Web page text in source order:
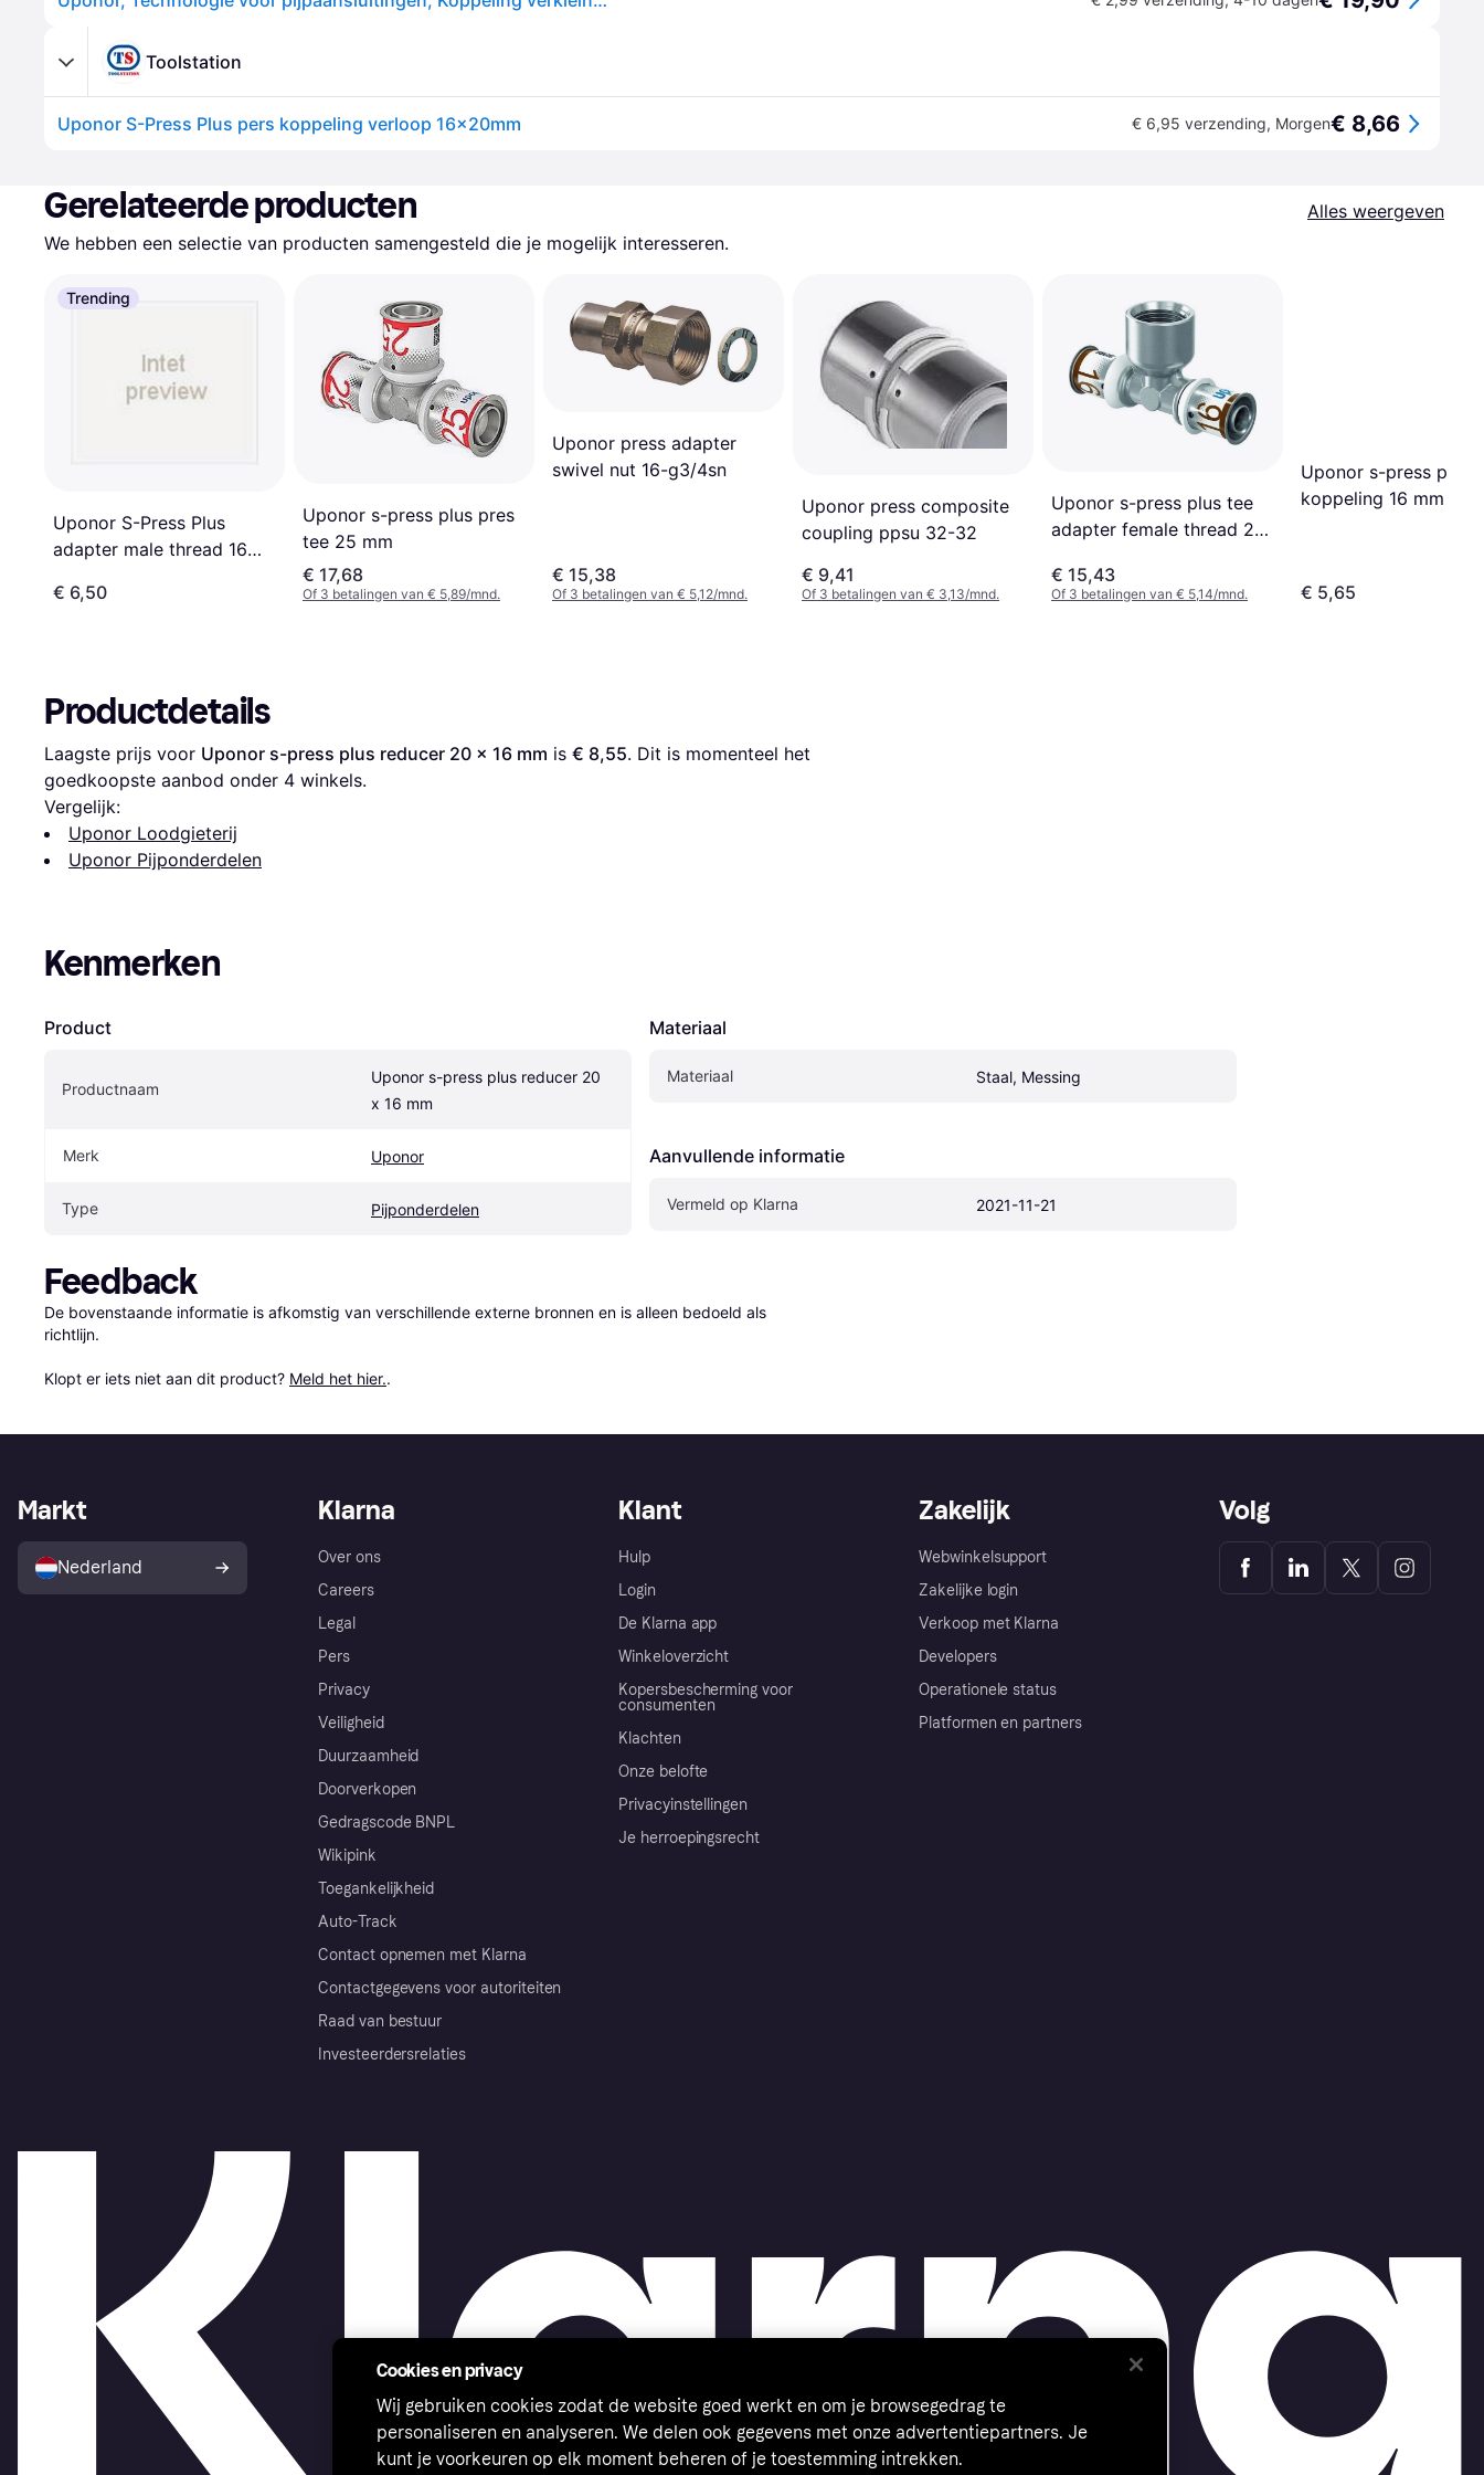
Toolstation
Uponor S-Press Plus pers koppeling verloop 16x20mm € 6,95 verzending, Morgen€ 8,66
Gerelateerde producten
Alles weergeven
We hebben een selectie van producten samengesteld die je mogelijk interesseren.
Trending
Uponor S-Press Plus
adapter male thread 16
€ 6,50
Uponor s-press plus pres
tee 25 mm
€ 17,68
Of 3 betalingen van € 5,89/mnd.
Uponor press adapter
swivel nut 16-g3/4sn
€ 15,38
Of 3 betalingen van € 5,12/mnd.
Uponor press composite
coupling ppsu 32-32
€ 9,41
Of 3 betalingen van € 3,13/mnd.
Uponor s-press plus tee
adapter female thread 20
€ 15,43
Of 3 betalingen van € 5,14/mnd.
Uponor s-press plus
koppeling 16 mm
€ 5,65
Productdetails
Laagste prijs voor Uponor s-press plus reducer 20 x 16 mm is € 8,55. Dit is momenteel het
goedkoopste aanbod onder 4 winkels.
Vergelijk:
Uponor Loodgieterij
Uponor Pijponderdelen
Kenmerken
Product
Productnaam
Uponor s-press plus reducer 20
x 16 mm
Merk Uponor
Type Pijponderdelen
Materiaal
Materiaal Staal, Messing
Aanvullende informatie
Vermeld op Klarna 2021-11-21
Feedback
De bovenstaande informatie is afkomstig van verschillende externe bronnen en is alleen bedoeld als
richtlijn.
Klopt er iets niet aan dit product? Meld het hier..
Klarna
Over ons
Careers
Legal
Pers
Privacy
Veiligheid
Duurzaamheid
Doorverkopen
Gedragscode BNPL
Wikipink
Toegankelijkheid
Auto-Track
Contact opnemen met Klarna
Contactgegevens voor autoriteiten
Raad van bestuur
Investeerdersrelaties
Klant
Hulp
Login
De Klarna app
Winkeloverzicht
Kopersbescherming voor
consumenten
Klachten
Onze belofte
Privacyinstellingen
Je herroepingsrecht
Zakelijk
Webwinkelsupport
Zakelijke login
Verkoop met Klarna
Developers
Operationele status
Platformen en partners
Markt
Nederland
Volg
Cookies en privacy
Wij gebruiken cookies zodat de website goed werkt en om je browsegedrag te
personaliseren en analyseren. We delen ook gegevens met onze advertentiepartners. Je
kunt je voorkeuren op elk moment beheren of je toestemming intrekken.